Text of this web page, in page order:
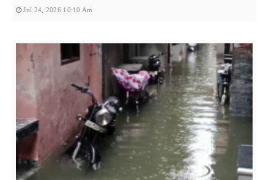
Jul 24, 2026 10:10 Am